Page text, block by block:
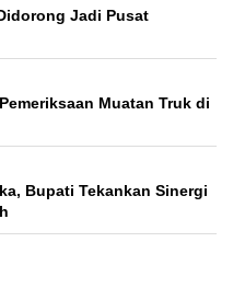
Jadi Pusat
Muatan Truk di
Bupati Tekankan Sinergi